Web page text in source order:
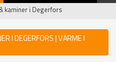
kaminer i Degerfors
I DEGERFORS | VÄRME I